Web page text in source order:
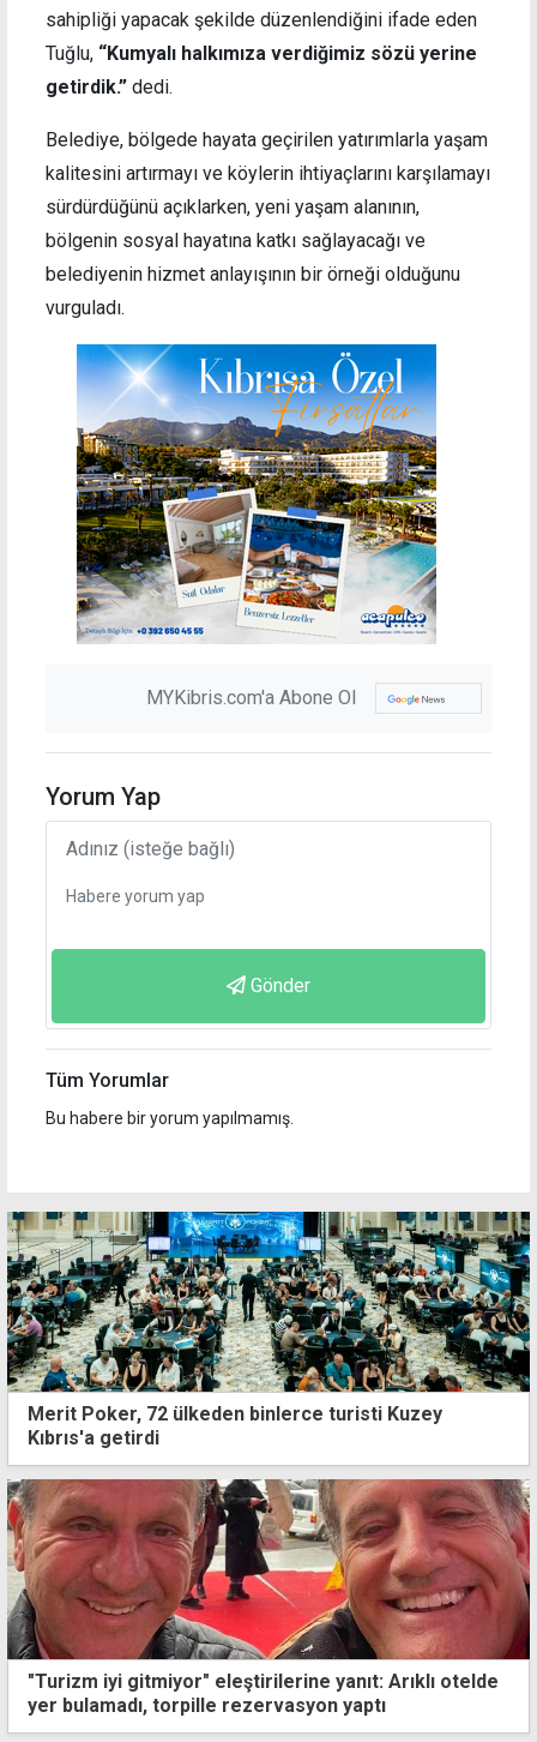
sahipliği yapacak şekilde düzenlendiğini ifade eden
Tuğlu, “Kumyalı halkımıza verdiğimiz sözü yerine
getirdik.” dedi.
Belediye, bölgede hayata geçirilen yatırımlarla yaşam
kalitesini artırmayı ve köylerin ihtiyaçlarını karşılamayı
sürdürdüğünü açıklarken, yeni yaşam alanının,
bölgenin sosyal hayatına katkı sağlayacağı ve
belediyenin hizmet anlayışının bir örneği olduğunu
vurguladı.
MYKibris.com'a Abone Ol
Yorum Yap
Gönder
Tüm Yorumlar
Bu habere bir yorum yapılmamış.
Merit Poker, 72 ülkeden binlerce turisti Kuzey
Kıbrıs'a getirdi
"Turizm iyi gitmiyor" eleştirilerine yanıt: Arıklı otelde
yer bulamadı, torpille rezervasyon yaptı